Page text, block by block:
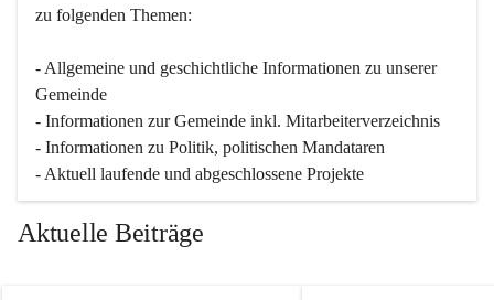
zu folgenden Themen:
- Allgemeine und geschichtliche Informationen zu unserer
Gemeinde
- Informationen zur Gemeinde inkl. Mitarbeiterverzeichnis
- Informationen zu Politik, politischen Mandataren
- Aktuell laufende und abgeschlossene Projekte
Aktuelle Beiträge